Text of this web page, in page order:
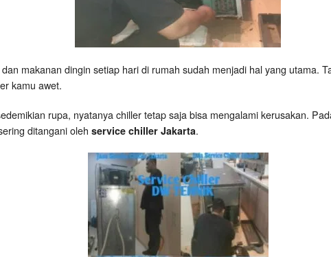
makanan dingin setiap hari di rumah sudah menjadi hal yang utama.
kamu awet.
rupa, nyatanya chiller tetap saja bisa mengalami kerusakan.
ditangani oleh service chiller Jakarta.